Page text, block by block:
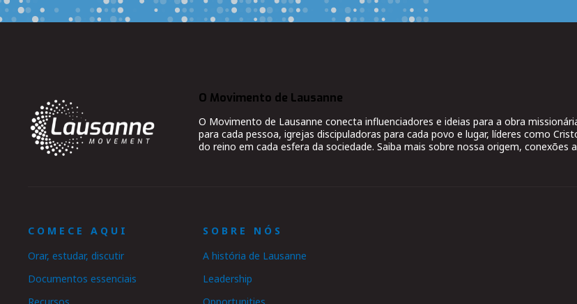
O Movimento de Lausanne
O Movimento de Lausanne conecta influenciadores e ideias para a obra
para cada pessoa, igrejas discipuladoras para cada povo e lugar, líderes como
do reino em cada esfera da sociedade. Saiba mais sobre nossa origem, conexões
COMECE AQUI
Orar, estudar, discutir
Documentos essenciais
SOBRE NÓS
A história de Lausanne
Leadership